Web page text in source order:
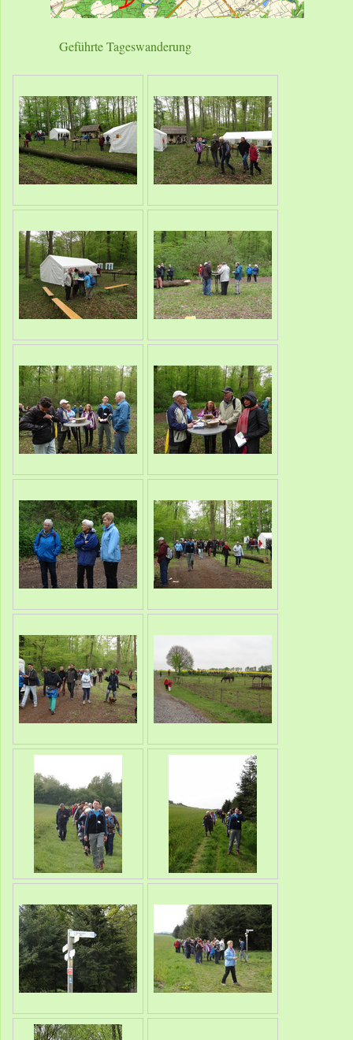
Geführte Tageswanderung